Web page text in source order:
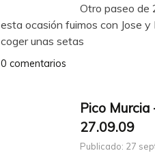
Otro paseo de
esta ocasión fuimos con Jose y
coger unas setas
0 comentarios
Pico Murcia
27.09.09
Publicado: 27